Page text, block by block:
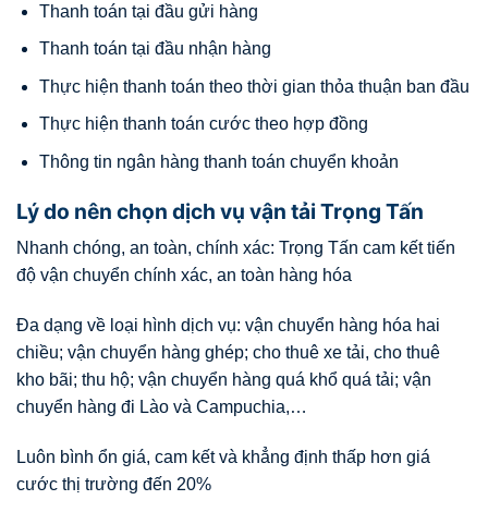
Thanh toán tại đầu gửi hàng
Thanh toán tại đầu nhận hàng
Thực hiện thanh toán theo thời gian thỏa thuận ban đầu
Thực hiện thanh toán cước theo hợp đồng
Thông tin ngân hàng thanh toán chuyển khoản
Lý do nên chọn dịch vụ vận tải Trọng Tấn
Nhanh chóng, an toàn, chính xác: Trọng Tấn cam kết tiến
độ vận chuyển chính xác, an toàn hàng hóa
Đa dạng về loại hình dịch vụ: vận chuyển hàng hóa hai
chiều; vận chuyển hàng ghép; cho thuê xe tải, cho thuê
kho bãi; thu hộ; vận chuyển hàng quá khổ quá tải; vận
chuyển hàng đi Lào và Campuchia,…
Luôn bình ổn giá, cam kết và khẳng định thấp hơn giá
cước thị trường đến 20%